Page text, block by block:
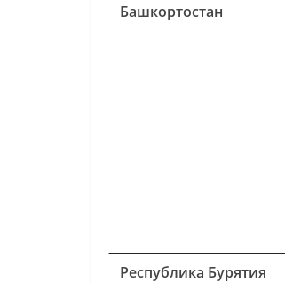
Башкортостан
Республика Бурятия